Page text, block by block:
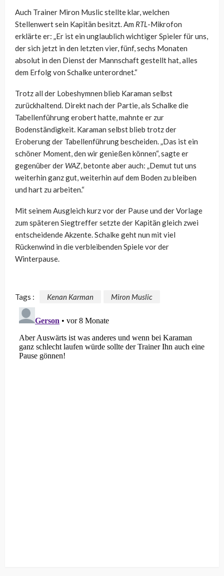
Auch Trainer Miron Muslic stellte klar, welchen
Stellenwert sein Kapitän besitzt. Am RTL-Mikrofon
erklärte er: „Er ist ein unglaublich wichtiger Spieler für uns,
der sich jetzt in den letzten vier, fünf, sechs Monaten
absolut in den Dienst der Mannschaft gestellt hat, alles
dem Erfolg von Schalke unterordnet.“
Trotz all der Lobeshymnen blieb Karaman selbst
zurückhaltend. Direkt nach der Partie, als Schalke die
Tabellenführung erobert hatte, mahnte er zur
Bodenständigkeit. Karaman selbst blieb trotz der
Eroberung der Tabellenführung bescheiden. „Das ist ein
schöner Moment, den wir genießen können“, sagte er
gegenüber der WAZ, betonte aber auch: „Demut tut uns
weiterhin ganz gut, weiterhin auf dem Boden zu bleiben
und hart zu arbeiten.“
Mit seinem Ausgleich kurz vor der Pause und der Vorlage
zum späteren Siegtreffer setzte der Kapitän gleich zwei
entscheidende Akzente. Schalke geht nun mit viel
Rückenwind in die verbleibenden Spiele vor der
Winterpause.
Tags : Kenan Karman Miron Muslic